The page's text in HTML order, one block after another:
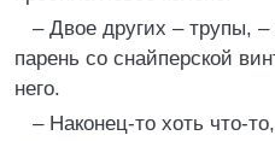
– Двое других – трупы,
парень со снайперской
него.
– Наконец-то хоть что-